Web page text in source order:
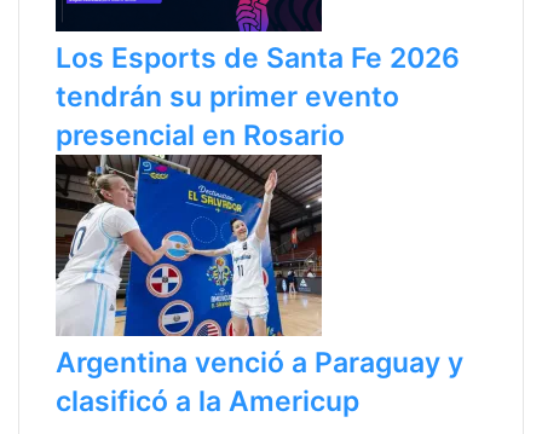
Los Esports de Santa Fe 2026
tendrán su primer evento
presencial en Rosario
Argentina venció a Paraguay y
clasificó a la Americup